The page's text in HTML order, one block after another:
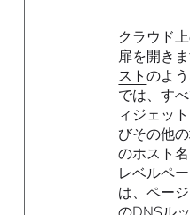
クラウド
扉を開き
ストのよ
では、す
ィジェッ
びその他
のホスト
レベルペ
は、ペー